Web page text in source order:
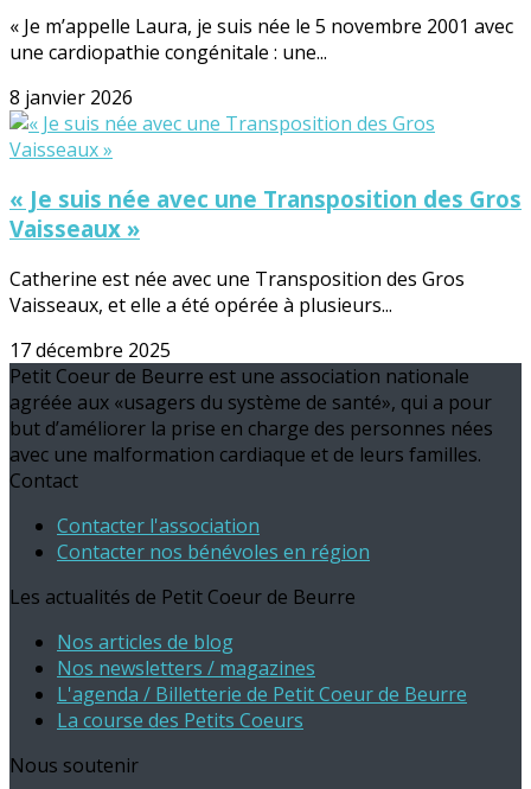
« Je m’appelle Laura, je suis née le 5 novembre 2001 avec
une cardiopathie congénitale : une...
8 janvier 2026
« Je suis née avec une Transposition des Gros
Vaisseaux »
Catherine est née avec une Transposition des Gros
Vaisseaux, et elle a été opérée à plusieurs...
17 décembre 2025
Petit Coeur de Beurre est une association nationale
agréée aux «usagers du système de santé», qui a pour
but d’améliorer la prise en charge des personnes nées
avec une malformation cardiaque et de leurs familles.
Contact
Contacter l'association
Contacter nos bénévoles en région
Les actualités de Petit Coeur de Beurre
Nos articles de blog
Nos newsletters / magazines
L'agenda / Billetterie de Petit Coeur de Beurre
La course des Petits Coeurs
Nous soutenir